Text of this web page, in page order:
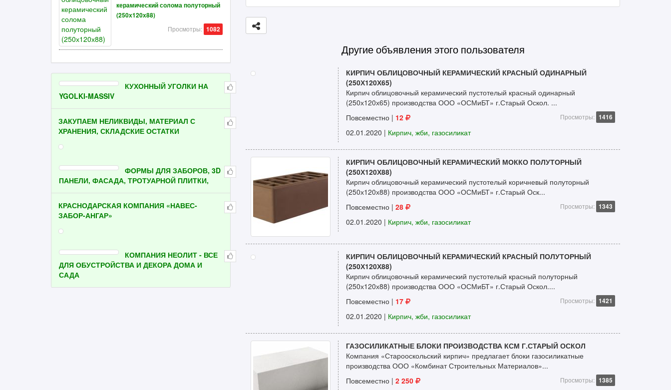
Другие объявления этого пользователя
КИРПИЧ ОБЛИЦОВОЧНЫЙ КЕРАМИЧЕСКИЙ КРАСНЫЙ ОДИНАРНЫЙ
(250Х120Х65)
Кирпич облицовочный керамический пустотелый красный одинарный
(250х120х65) производства ООО «ОСМиБТ» г.Старый Оскол. ...
Повсеместно | 12 Просмотры: 1416
02.01.2020 | Кирпич, жби, газосиликат
КИРПИЧ ОБЛИЦОВОЧНЫЙ КЕРАМИЧЕСКИЙ МОККО ПОЛУТОРНЫЙ
(250Х120Х88)
Кирпич облицовочный керамический пустотелый коричневый полуторный
(250х120х88) производства ООО «ОСМиБТ» г.Старый Оск...
Повсеместно | 28 Просмотры: 1343
02.01.2020 | Кирпич, жби, газосиликат
КИРПИЧ ОБЛИЦОВОЧНЫЙ КЕРАМИЧЕСКИЙ КРАСНЫЙ ПОЛУТОРНЫЙ
(250Х120Х88)
Кирпич облицовочный керамический пустотелый красный полуторный
(250х120х88) производства ООО «ОСМиБТ» г.Старый Оскол....
Повсеместно | 17 Просмотры: 1421
02.01.2020 | Кирпич, жби, газосиликат
ГАЗОСИЛИКАТНЫЕ БЛОКИ ПРОИЗВОДСТВА КСМ Г.СТАРЫЙ ОСКОЛ
Компания «Старооскольский кирпич» предлагает блоки газосиликатные
производства ООО «Комбинат Строительных Материалов»...
Повсеместно | 2 250 Просмотры: 1385
керамический солома полуторный
(250х120х88)
Просмотры: 1082
КУХОННЫЙ УГОЛКИ НА
YGOLKI-MASSIV
ЗАКУПАЕМ НЕЛИКВИДЫ, МАТЕРИАЛ С
ХРАНЕНИЯ, СКЛАДСКИЕ ОСТАТКИ
ФОРМЫ ДЛЯ ЗАБОРОВ, 3D
ПАНЕЛИ, ФАСАДА, ТРОТУАРНОЙ ПЛИТКИ,
КРАСНОДАРСКАЯ КОМПАНИЯ «НАВЕС-
ЗАБОР-АНГАР»
КОМПАНИЯ НЕОЛИТ - ВСЕ
ДЛЯ ОБУСТРОЙСТВА И ДЕКОРА ДОМА И
САДА